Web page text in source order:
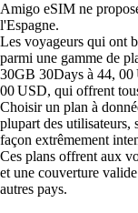
Amigo eSIM ne
l'Espagne.
Les voyageurs qui ont
parmi une gamme de
30GB 30Days à 44,
00 USD, qui offrent
Choisir un plan à
plupart des utilisateurs,
façon extrêmement
Ces plans offrent aux
et une couverture
autres pays.